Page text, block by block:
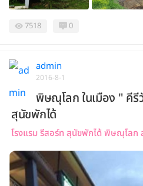
7518 0
admin
2016-8-1
พิษณุโลก ในเมือง " คี
สุนัขพักได้
โรงแรม รีสอร์ท สุนัขพักได้ พิษณุโลก